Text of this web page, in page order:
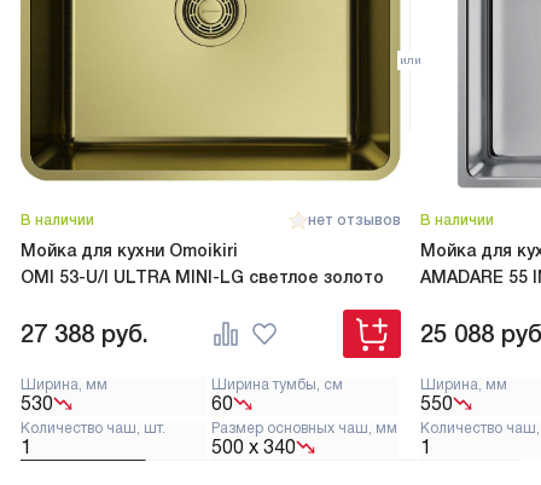
В наличии нет отзывов
Мойка для кухни Omoikiri
OMI 53-U/I ULTRA MINI-LG светлое золото
27 388 руб.
Ширина, мм
530
Ширина тумбы, см
60
Количество чаш, шт.
1
Размер основных чаш, мм
500 х 340
В наличии
Мойка для
AMADARE 55
25 088
Ширина, мм
550
Количество
1